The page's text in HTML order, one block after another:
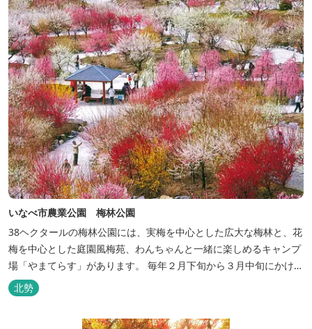
いなべ市農業公園 梅林公園
38ヘクタールの梅林公園には、実梅を中心とした広大な梅林と、花
梅を中心とした庭園風梅苑、わんちゃんと一緒に楽しめるキャンプ
場「やまてらす」があります。 毎年２月下旬から３月中旬にかけて
開催される「梅まつり」には多くの観光客が訪れます。 見晴台から
見下ろす濃淡様々なピンク色の梅の花はまさに絶景です。 【詳しい
北勢